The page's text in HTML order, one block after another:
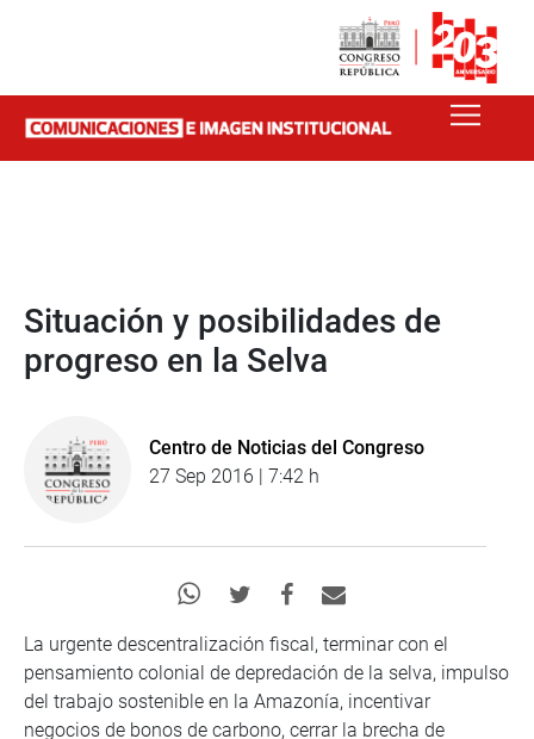
Situación y posibilidades de
progreso en la Selva
Centro de Noticias del Congreso
27 Sep 2016 | 7:42 h
La urgente descentralización fiscal, terminar con el
pensamiento colonial de depredación de la selva, impulso
del trabajo sostenible en la Amazonía, incentivar
negocios de bonos de carbono, cerrar la brecha de